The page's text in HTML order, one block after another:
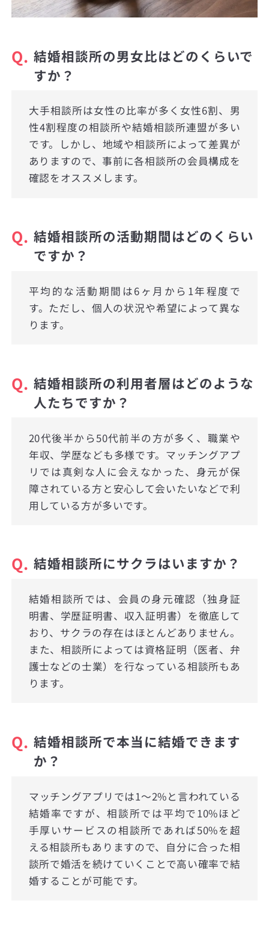
Q. 結婚相談所の男女比はどのくらいで
すか？
大手相談所は女性の比率が多く女性6割、男
性4割程度の相談所や結婚相談所連盟が多い
です。しかし、地域や相談所によって差異が
ありますので、事前に各相談所の会員構成を
確認をオススメします。
Q. 結婚相談所の活動期間はどのくらい
ですか？
平均的な活動期間は6ヶ月から1年程度で
す。ただし、個人の状況や希望によって異な
ります。
Q. 結婚相談所の利用者層はどのような
人たちですか？
20代後半から50代前半の方が多く、職業や
年収、学歴なども多様です。マッチングアプ
リでは真剣な人に会えなかった、身元が保
障されている方と安心して会いたいなどで利
用している方が多いです。
Q. 結婚相談所にサクラはいますか？
結婚相談所では、会員の身元確認（独身証
明書、学歴証明書、収入証明書）を徹底して
おり、サクラの存在はほとんどありません。
また、相談所によっては資格証明（医者、弁
護士などの士業）を行なっている相談所もあ
ります。
Q. 結婚相談所で本当に結婚できます
か？
マッチングアプリでは1〜2%と言われている
結婚率ですが、相談所では平均で10%ほど
手厚いサービスの相談所であれば50%を超
える相談所もありますので、自分に合った相
談所で婚活を続けていくことで高い確率で結
婚することが可能です。